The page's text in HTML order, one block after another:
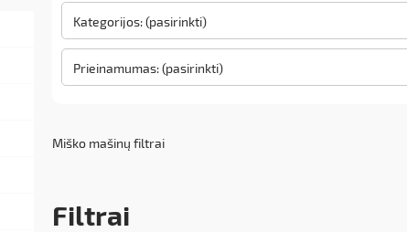
Kategorijos: (pasirinkti)
Prieinamumas: (pasirinkti)
Miško mašinų filtrai
Filtrai